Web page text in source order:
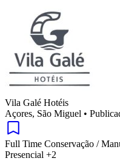
Vila Galé Hotéis
Açores, São Miguel •
Full Time Conservação /
Presencial +2